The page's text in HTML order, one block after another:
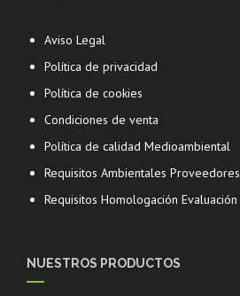
Aviso Legal
Política de privacidad
Política de cookies
Condiciones de venta
Política de calidad Medioambiental
Requisitos Ambientales Proveedores
Requisitos Homologación Evaluación
NUESTROS PRODUCTOS